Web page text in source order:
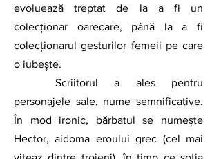
evoluează treptat de la a fi un
colecționar oarecare, până la a fi
colecționarul gesturilor femeii pe care
o iubește.
personajele sale, nume semnificative.
În mod ironic, bărbatul se numește
Hector, aidoma eroului grec (cel mai